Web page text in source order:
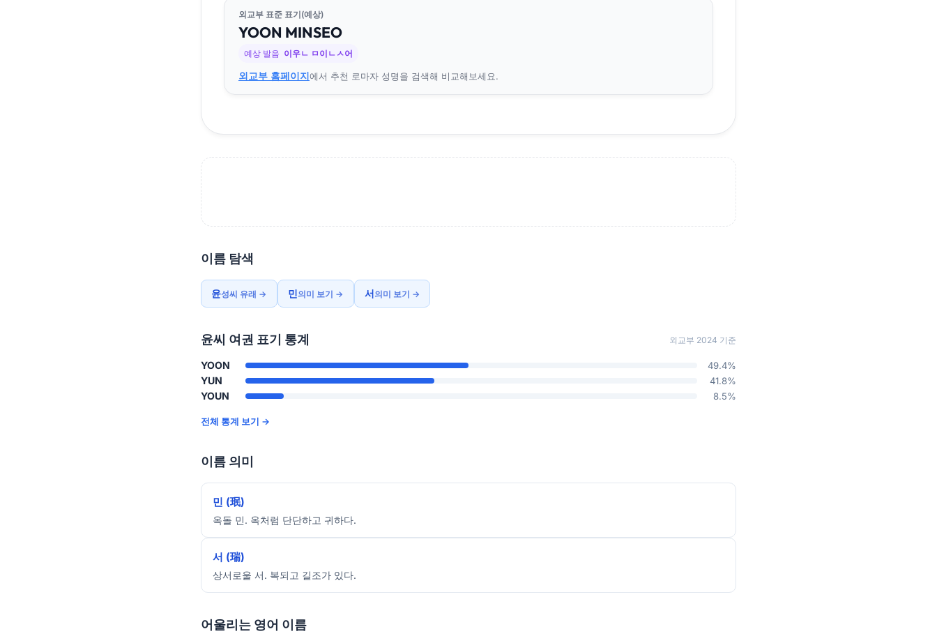
외교부 표준 표기(예상)
YOON MINSEO
예상 발음 이우ㄴ ㅁ이ㄴㅅ어
외교부 홈페이지에서 추천 로마자 성명을 검색해 비교해보세요.
이름 탐색
윤성씨 유래 → 민의미 보기 → 서의미 보기 →
윤씨 여권 표기 통계 외교부 2024 기준
YOON 49.4%
YUN 41.8%
YOUN 8.5%
전체 통계 보기 →
이름 의미
민 (珉)
옥돌 민. 옥처럼 단단하고 귀하다.
서 (瑞)
상서로울 서. 복되고 길조가 있다.
어울리는 영어 이름